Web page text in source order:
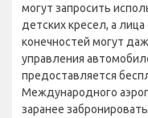
могут запросить
детских кресел, а
конечностей могут
управления
предоставляется
Международного
заранее